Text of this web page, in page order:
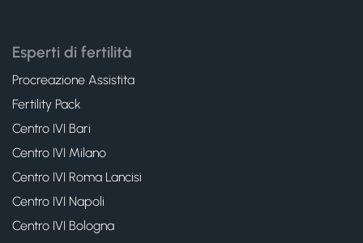
Esperti di fertilità
Procreazione Assistita
Fertility Pack
Centro IVI Bari
Centro IVI Milano
Centro IVI Roma Lancisi
Centro IVI Napoli
Centro IVI Bologna